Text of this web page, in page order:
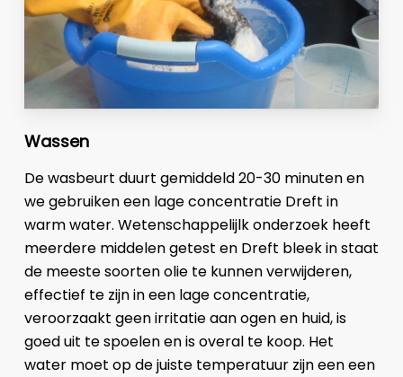
Wassen
De wasbeurt duurt gemiddeld 20-30 minuten en
we gebruiken een lage concentratie Dreft in
warm water. Wetenschappelijlk onderzoek heeft
meerdere middelen getest en Dreft bleek in staat
de meeste soorten olie te kunnen verwijderen,
effectief te zijn in een lage concentratie,
veroorzaakt geen irritatie aan ogen en huid, is
goed uit te spoelen en is overal te koop. Het
water moet op de juiste temperatuur zijn een een